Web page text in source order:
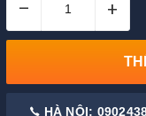
– +
HÀ NỘI: